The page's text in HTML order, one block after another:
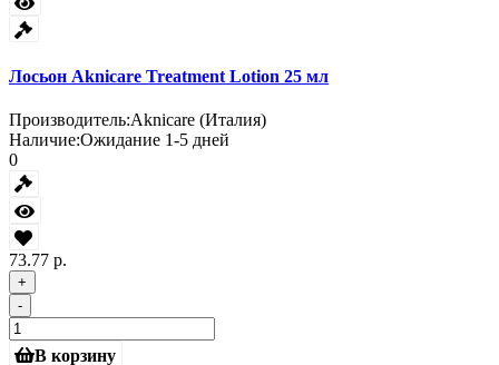
Лосьон Aknicare Treatment Lotion 25 мл
Производитель:Aknicare (Италия)
Наличие:Ожидание 1-5 дней
0
73.77 р.
+
-
В корзину